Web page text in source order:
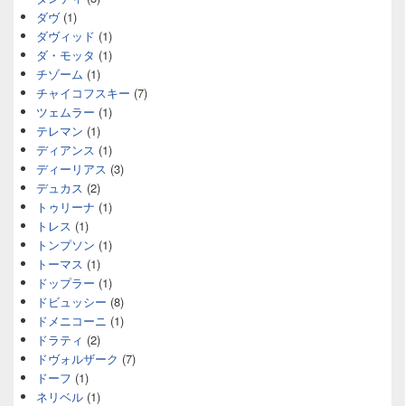
ダヴ(1)
ダヴィッド (1)
ダ・モッタ (1)
チゾーム (1)
チャイコフスキー (7)
ツェムラー (1)
テレマン (1)
ディアンス (1)
ディーリアス (3)
デュカス (2)
トゥリーナ (1)
トレス (1)
トンプソン (1)
トーマス (1)
ドップラー (1)
ドビュッシー (8)
ドメニコーニ (1)
ドラティ (2)
ドヴォルザーク (7)
ドーフ (1)
ネリベル (1)